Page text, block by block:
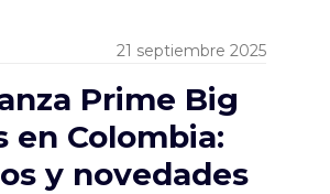
21 septiembre 2025
Prime Big
en Colombia:
y novedades